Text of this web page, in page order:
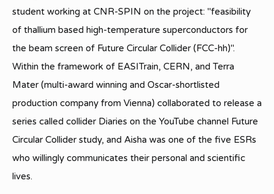
student working at CNR-SPIN on the project: "feasibility
of thallium based high-temperature superconductors for
the beam screen of Future Circular Collider (FCC-hh)".
Within the framework of EASITrain, CERN, and Terra
Mater (multi-award winning and Oscar-shortlisted
production company from Vienna) collaborated to release a
series called collider Diaries on the YouTube channel Future
Circular Collider study, and Aisha was one of the five ESRs
who willingly communicates their personal and scientific
lives.